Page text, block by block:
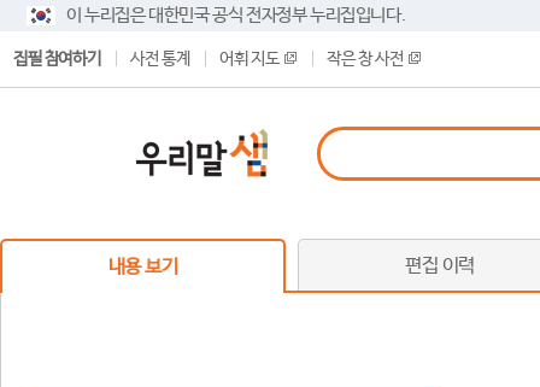
이 누리집은 대한민국 공식 전자정부 누리집입니다.
집필 참여하기 사전 통계 어휘 지도 작은 창 사전
내용 보기 편집 이력